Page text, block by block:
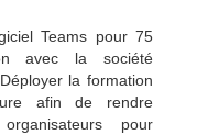
Teams pour 75
avec la société
la formation
afin de rendre
pour